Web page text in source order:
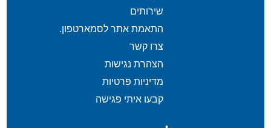
שירותים
התאמת אתר לסמארטפון.
צרו קשר
הצהרת נגישות
מדיניות פרטיות
קבעו איתי פגישה